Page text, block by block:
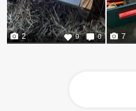
9 0
2 7